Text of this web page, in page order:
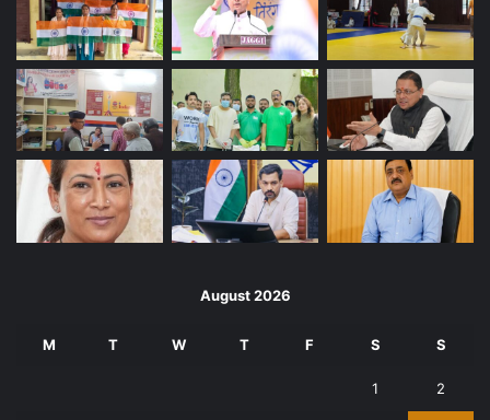
August 2026
M T W T F S S
1 2